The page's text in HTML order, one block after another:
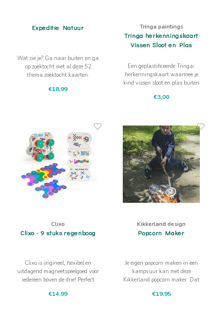
Expeditie Natuur
Wat zie je? Ga naar buiten en ga
op zoektocht met al deze 52
thema zoektocht kaarten.
geschreven, creatief gemaakt en
€18,99
Tringa paintings
Tringa herkenningskaart
Vissen Sloot en Plas
Een geplastificeerde Tringa-
herkenningskaart waarmee je
kind vissen sloot en plas buiten
snoek, snoekbaars, voorn, karper,
rustig kijken en vergelijken.
€3,00
Clixo
Clixo - 9 stuks regenboog
Clixo is origineel, flexibel en
uitdagend magneetspeelgoed voor
iedereen boven de drie! Perfect
en ongelogen voor elke leeftijd
€14,99
Kikkerland design
Popcorn Maker
Je eigen popcorn maken in een
kampvuur kan met deze
Kikkerland popcorn maker. Dat
€19,95